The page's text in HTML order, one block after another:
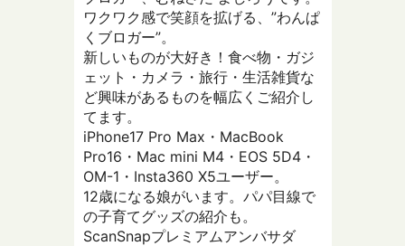
ワクワク感で笑顔を拡げる、”わんぱ
くブロガー”。
新しいものが大好き！食べ物・ガジ
ェット・カメラ・旅行・生活雑貨な
ど興味があるものを幅広くご紹介し
てます。
iPhone17 Pro Max・MacBook
Pro16・Mac mini M4・EOS 5D4・
OM-1・Insta360 X5ユーザー。
12歳になる娘がいます。パパ目線で
の子育てグッズの紹介も。
ScanSnapプレミアムアンバサダ